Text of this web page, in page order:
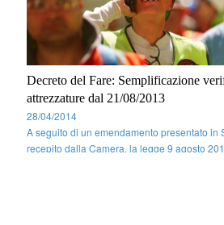
e per l’adozione di modelli organizzativi e di
Decreto del Fare: Semplificazione
attrezzature dal 21/08/2013
28/04/2014
A seguito di un emendamento presentato in
recepito dalla Camera, la legge 9 agosto